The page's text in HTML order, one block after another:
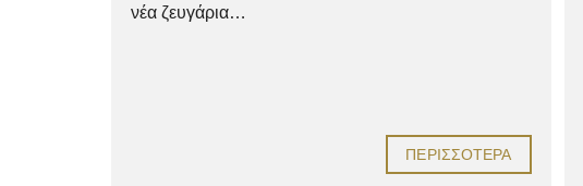
νέα ζευγάρια…
ΠΕΡΙΣΣΌΤΕΡΑ